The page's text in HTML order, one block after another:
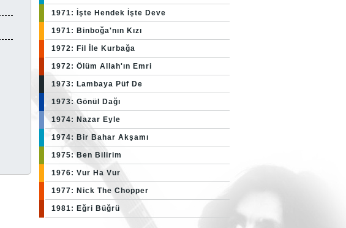
1971: İşte Hendek İşte Deve
1971: Binboğa'nın Kızı
1972: Fil İle Kurbağa
1972: Ölüm Allah'ın Emri
1973: Lambaya Püf De
1973: Gönül Dağı
1974: Nazar Eyle
1974: Bir Bahar Akşamı
1975: Ben Bilirim
1976: Vur Ha Vur
1977: Nick The Chopper
1981: Eğri Büğrü